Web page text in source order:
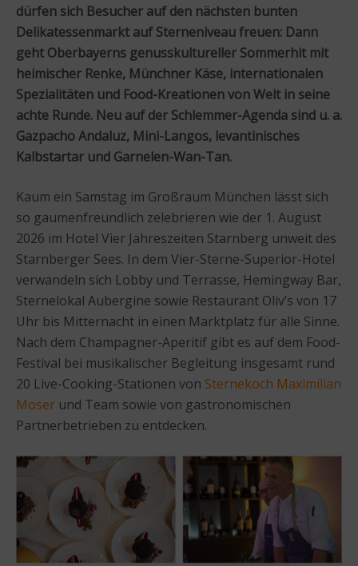
dürfen sich Besucher auf den nächsten bunten
Delikatessenmarkt auf Sterneniveau freuen: Dann
geht Oberbayerns genusskultureller Sommerhit mit
heimischer Renke, Münchner Käse, internationalen
Spezialitäten und Food-Kreationen von Welt in seine
achte Runde. Neu auf der Schlemmer-Agenda sind u. a.
Gazpacho Andaluz, Mini-Langos, levantinisches
Kalbstartar und Garnelen-Wan-Tan.
Kaum ein Samstag im Großraum München lässt sich
so gaumenfreundlich zelebrieren wie der 1. August
2026 im Hotel Vier Jahreszeiten Starnberg unweit des
Starnberger Sees. In dem Vier-Sterne-Superior-Hotel
verwandeln sich Lobby und Terrasse, Hemingway Bar,
Sternelokal Aubergine sowie Restaurant Oliv’s von 17
Uhr bis Mitternacht in einen Marktplatz für alle Sinne.
Nach dem Champagner-Aperitif gibt es auf dem Food-
Festival bei musikalischer Begleitung insgesamt rund
20 Live-Cooking-Stationen von Sternekoch Maximilian
Moser und Team sowie von gastronomischen
Partnerbetrieben zu entdecken.